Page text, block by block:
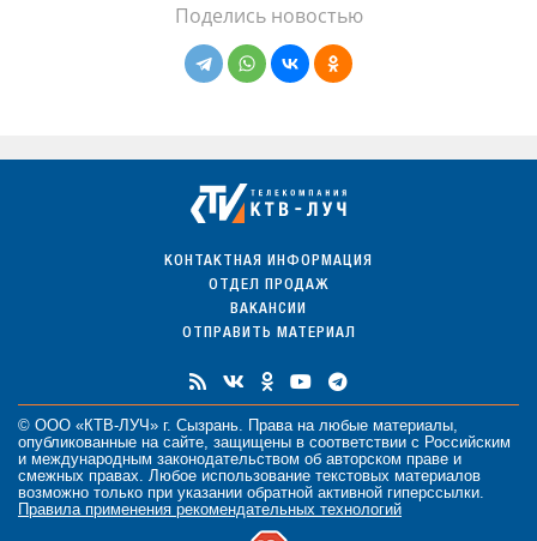
Поделись новостью
КОНТАКТНАЯ ИНФОРМАЦИЯ
ОТДЕЛ ПРОДАЖ
ВАКАНСИИ
ОТПРАВИТЬ МАТЕРИАЛ
© ООО «КТВ-ЛУЧ» г. Сызрань. Права на любые материалы
опубликованные на сайте, защищены в соответствии с Российским
и международным законодательством об авторском праве и
смежных правах. Любое использование текстовых материалов
возможно только при указании обратной активной гиперссылки.
Правила применения рекомендательных технологий